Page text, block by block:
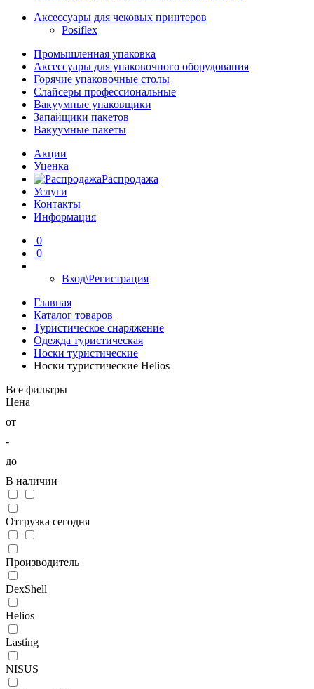
Аксессуары для чековых принтеров
Posiflex
Промышленная упаковка
Аксессуары для упаковочного оборудования
Горячие упаковочные столы
Слайсеры профессиональные
Вакуумные упаковщики
Запайщики пакетов
Вакуумные пакеты
Акции
Уценка
Распродажа
Услуги
Контакты
Информация
0
0
Вход\Регистрация
Главная
Каталог товаров
Туристическое снаряжение
Одежда туристическая
Носки туристические
Носки туристические Helios
Все фильтры
Цена
от
-
до
В наличии
Отгрузка сегодня
Производитель
DexShell
Helios
Lasting
NISUS